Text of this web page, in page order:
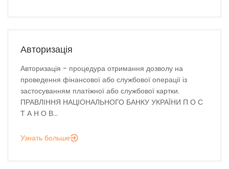
Авторизація
Авторизація - процедура отримання дозволу на
проведення фінансової або службової операції із
застосуванням платіжної або службової картки.
ПРАВЛІННЯ НАЦІОНАЛЬНОГО БАНКУ УКРАЇНИ П О С
Т А Н О В...
Узнать больше